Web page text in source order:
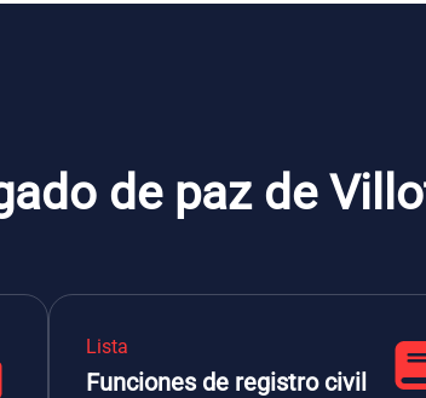
de paz de
Lista
Funciones de registro civil